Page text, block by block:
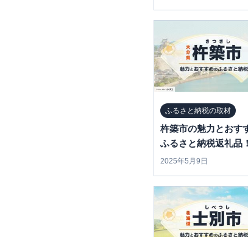
ふるさと納税の取材
杵築市の魅力とおす
ふるさと納税返礼品！
2025年5月9日